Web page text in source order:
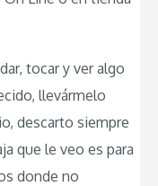
tocar y ver algo
llevármelo
descarto siempre
que le veo es para
donde no